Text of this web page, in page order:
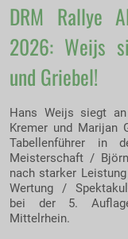
DRM Rallye
2026: Weijs
und Griebel!
Hans Weijs siegt
Kremer und Marijan
Tabellenführer in
Meisterschaft /
nach starker
Wertung /
bei der 5.
Mittelrhein.